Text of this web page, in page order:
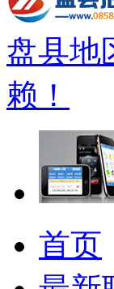
盘县地
赖！
首页